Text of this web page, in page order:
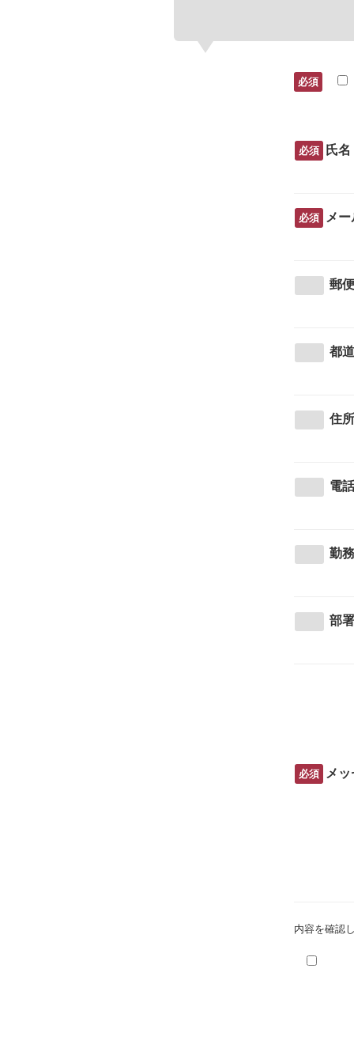
必須
必須 氏名
必須 メ
郵
都
住所
電
勤
部
必須 メ
内容を確認